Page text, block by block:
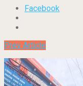
Facebook
Prev Article